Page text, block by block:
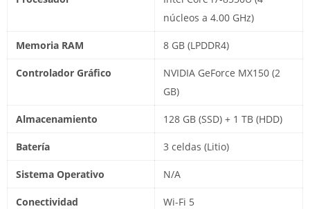
núcleos a 4.00 GHz)
Memoria RAM 8 GB (LPDDR4)
Controlador Gráfico
NVIDIA GeForce MX150 (2
GB)
Almacenamiento 128 GB (SSD) + 1 TB (HDD)
Batería 3 celdas (Litio)
Sistema Operativo N/A
Conectividad
Wi-Fi 5